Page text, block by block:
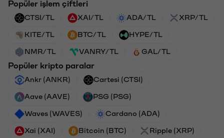
Popüler işlem çiftleri
CTSI/TL XAI/TL ADA/TL XRP/TL
KITE/TL BTC/TL HYPE/TL
NMR/TL VANRY/TL GAL/TL
Popüler kripto paralar
Ankr (ANKR) Cartesi (CTSI)
Aave (AAVE) PSG (PSG)
Waves (WAVES) Cardano (ADA)
Xai (XAI) Bitcoin (BTC) Ripple (XRP)